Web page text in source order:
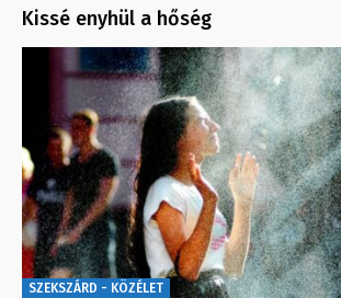
Kissé enyhül a hőség
SZEKSZÁRD - KÖZÉLET